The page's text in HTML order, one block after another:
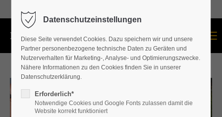
Datenschutzeinstellungen
Diese Seite verwendet Cookies. Dazu speichern wir und unsere
Partner personenbezogene technische Daten zu Geräten und
Nutzerverhalten für Marketing-, Analyse- und Optimierungszwecke.
Nähere Informationen zu den Cookies finden Sie in unserer
Datenschutzerklärung.
Erforderlich*
Notwendige Cookies und Google Fonts zulassen damit die
Website korrekt funktioniert